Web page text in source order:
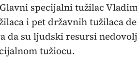
specijalni tužilac
i pet državnih tužilaca
da su ljudski resursi
tužiocu.